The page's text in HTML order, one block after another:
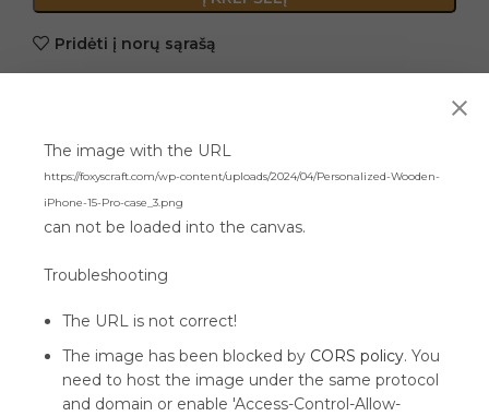
Pridėti į norų sąrašą
Kategorija: Personalizuoti iPhone dėklai
The image with the URL
https://foxyscraft.com/wp-content/uploads/2024/04/Personalized-Wooden-
iPhone-15-Pro-case_3.png
can not be loaded into the canvas.
Troubleshooting
The URL is not correct!
The image has been blocked by CORS policy. You
need to host the image under the same protocol
and domain or enable 'Access-Control-Allow-